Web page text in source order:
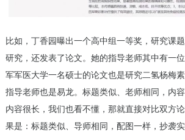
比如，丁香园曝出一个高中组一等奖，研究课
研究，还发表了论文。她的指导老师其中有一
军军医大学一名硕士的论文也是研究二氢杨梅
指导老师也是易龙。标题类似、老师相同，内
内容很长，我们也看不懂，那就直接对比双方
果是：标题类似、导师相同，配图一样，抄袭实